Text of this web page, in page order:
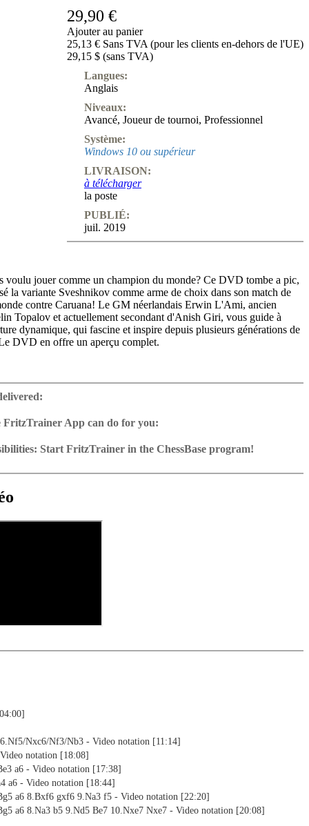
29,90 €
Ajouter au panier
25,13 € Sans TVA (pour les clients en-dehors de l'UE)
29,15 $ (sans TVA)
Langues:
Anglais
Niveaux:
Avancé, Joueur de tournoi, Professionnel
Système:
Windows 10 ou supérieur
LIVRAISON:
à télécharger
la poste
PUBLIÉ:
juil. 2019
voulu jouer comme un champion du monde? Ce DVD tombe a pic,
la variante Sveshnikov comme arme de choix dans son match de
contre Caruana! Le GM néerlandais Erwin L'Ami, ancien
Topalov et actuellement secondant d'Anish Giri, vous guide à
dynamique, qui fascine et inspire depuis plusieurs générations de
DVD en offre un aperçu complet.
Windows
a running time of approx. 4-8 hrs.
or in ChessBase)
with video feedback: the authors present exercises and key
has to enter the solution. With video feedback (also on mistakes)
FritzTrainer App can do for you:
in the Fritztrainer app or in the ChessBase program with board
can be switched on at any time
for manual navigation and analysis in game notation
own variations, engine analysis, with storage in the game
Start FritzTrainer in the ChessBase program!
easily added to the opening reference.
with game reference, games can be replayed on the analysis
Nxc6/Nf3/Nb3 - Video notation [11:14]
notation [18:08]
a6 - Video notation [17:38]
a6 - Video notation [18:44]
a6 8.Bxf6 gxf6 9.Na3 f5 - Video notation [22:20]
a6 8.Na3 b5 9.Nd5 Be7 10.Nxe7 Nxe7 - Video notation [20:08]